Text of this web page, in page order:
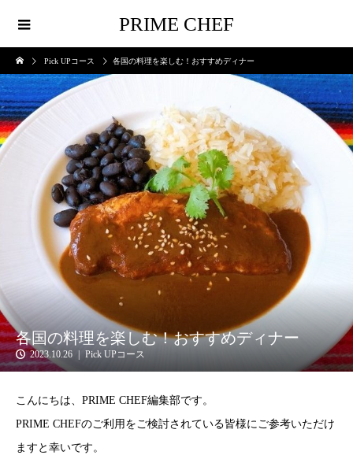
PRIME CHEF
Pick UPコース 各国の料理を楽しむ！おすすめディナー
各国の料理を楽しむ！おすすめディナー
2023.10.26 Pick UPコース
こんにちは、PRIME CHEF編集部です。
PRIME CHEFのご利用をご検討されている皆様にご参考いただけ
ますと幸いです。